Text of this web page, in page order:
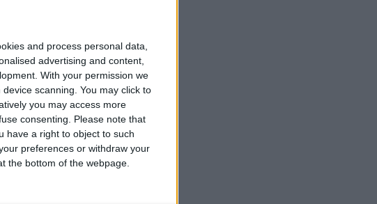
and process personal data,
advertising and content,
With your permission we
scanning. You may click to
you may access more
consenting.
Please note that
have a right to object to such
preferences or withdraw your
the bottom of the webpage.